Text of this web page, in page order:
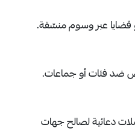
عبر وسوم منسّقة.
ضد فئات أو جماعات.
دعائية لصالح جهات